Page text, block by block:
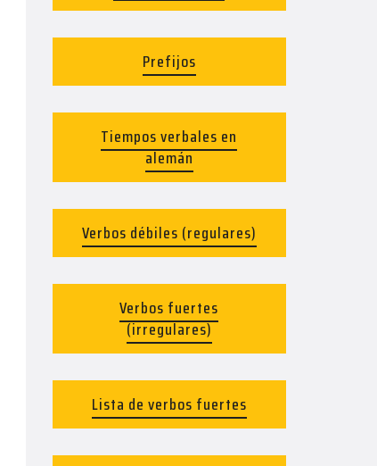
Prefijos
Tiempos verbales en
alemán
Verbos débiles (regulares)
Verbos fuertes
(irregulares)
Lista de verbos fuertes